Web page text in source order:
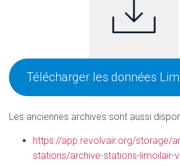
Télécharger les données
Les anciennes archives sont aussi
https://app.revolvair.org/storage/
stations/archive-stations-limoilair-